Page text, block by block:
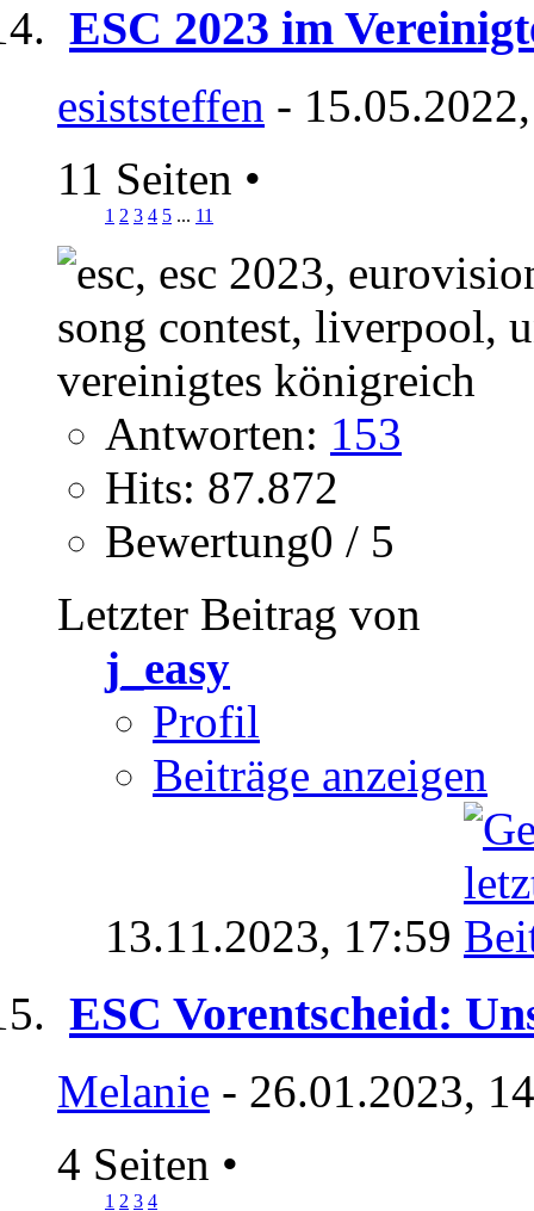
ESC 2023 im
esiststeffen -
11 Seiten •
1 2 3 4 5 ... 11
Antworten: 153
Hits: 87.872
Bewertung0 / 5
Letzter Beitrag von
j_easy
Profil
Beiträge anzeigen
13.11.2023, 17:59
ESC Vorentscheid:
Melanie - 26.01.2023,
4 Seiten •
1 2 3 4